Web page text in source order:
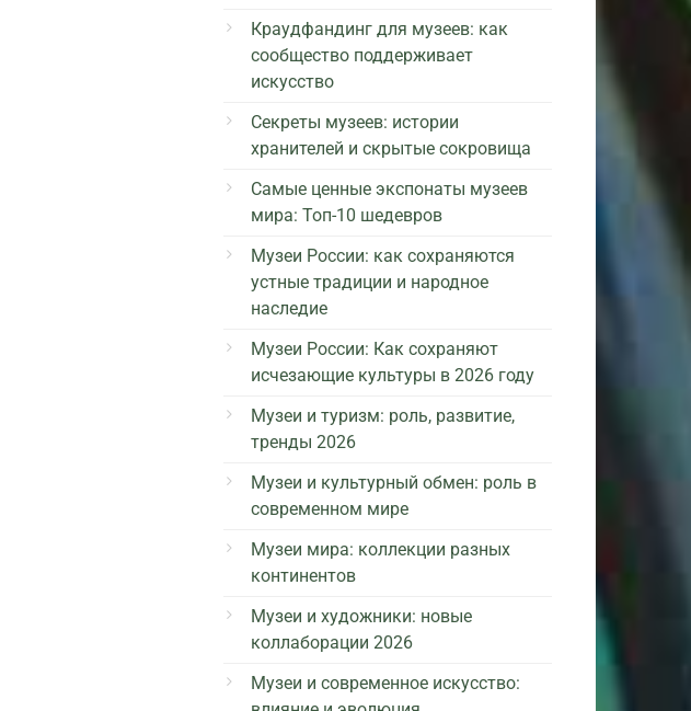
Краудфандинг для музеев: как
сообщество поддерживает
искусство
Секреты музеев: истории
хранителей и скрытые сокровища
Самые ценные экспонаты музеев
мира: Топ-10 шедевров
Музеи России: как сохраняются
устные традиции и народное
наследие
Музеи России: Как сохраняют
исчезающие культуры в 2026 году
Музеи и туризм: роль, развитие,
тренды 2026
Музеи и культурный обмен: роль в
современном мире
Музеи мира: коллекции разных
континентов
Музеи и художники: новые
коллаборации 2026
Музеи и современное искусство: